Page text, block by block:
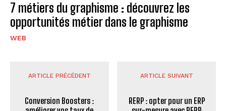
7 métiers du graphisme : découvrez les
opportunités métier dans le graphisme
WEB
ARTICLE PRÉCÉDENT
Conversion Boosters :
ARTICLE SUIVANT
RERP : opter pour un ERP